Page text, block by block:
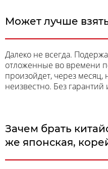
Может лучше
Далеко не всегда.
отложенные во времени
произойдет, через
неизвестно. Без
Зачем брать
же японская,